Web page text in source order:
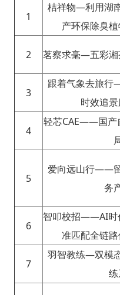
1
桔祥物—利用湖
产环保除臭
2 茗察求毫—五彩湘
3
跟着气象去旅
时效追
4
轻芯CAE——国产
5
爱向远山行——
务
6
智叩校招——AI时
准匹配全链
7
羽智教练—双模